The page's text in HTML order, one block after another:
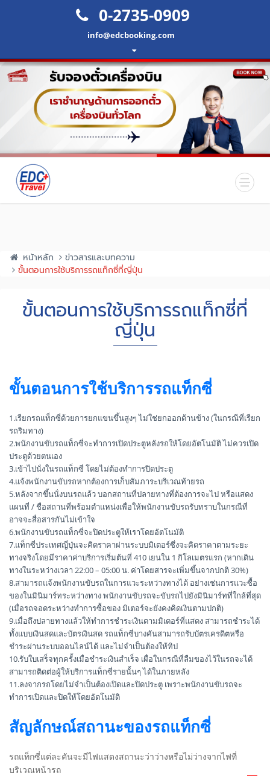
0-2735-0909
info@edcbooking.com
หน้าหลัก
ข่าวสารและบทความ
ขั้นตอนการใช้บริการรถแท็กซี่ที่ญี่ปุ่น
ขั้นตอนการใช้บริการรถแท็กซี่ที่
ญี่ปุ่น
ขั้นตอนการใช้บริการรถแท็กซี่
1.เรียกรถแท็กซี่ด้วยการยกแขนขึ้นสูงๆ ไม่ใช่ยกออกด้านข้าง (ในกรณีที่เรียก
รถริมทาง)
2.พนักงานขับรถแท็กซี่จะทำการเปิดประตูหลังรถให้โดยอัตโนมัติ ไม่ควรเปิด
ประตูด้วยตนเอง
3.เข้าไปนั่งในรถแท็กซี่ โดยไม่ต้องทำการปิดประตู
4.แจ้งพนักงานขับรถหากต้องการเก็บสัมภาระบริเวณท้ายรถ
5.หลังจากขึ้นนั่งบนรถแล้ว บอกสถานที่ปลายทางที่ต้องการจะไป หรือแสดง
แผนที่ / ชื่อสถานที่พร้อมตำแหน่งเพื่อให้พนักงานขับรถรับทราบในกรณีที่
อาจจะสื่อสารกันไม่เข้าใจ
6.พนักงานขับรถแท็กซี่จะปิดประตูให้เราโดยอัตโนมัติ
7.แท็กซี่ประเทศญี่ปุ่นจะคิดราคาผ่านระบบมิเตอร์ซึ่งจะคิดราคาตามระยะ
ทางจริงโดยมีราคาค่าบริการเริ่มต้นที่ 410 เยนใน 1 กิโลเมตรแรก (หากเดิน
ทางในระหว่างเวลา 22:00 – 05:00 น. ค่าโดยสารจะเพิ่มขึ้นจากปกติ 30%)
8.สามารถแจ้งพนักงานขับรถในการแวะระหว่างทางได้ อย่างเช่นการแวะซื้อ
ของในมินิมาร์ทระหว่างทาง พนักงานขับรถจะขับรถไปยังมินิมาร์ทที่ใกล้ที่สุด
(เมื่อรถจอดระหว่างทำการซื้อของ มิเตอร์จะยังคงคิดเงินตามปกติ)
9.เมื่อถึงปลายทางแล้วให้ทำการชำระเงินตามมิเตอร์ที่แสดง สามารถชำระได้
ทั้งแบบเงินสดและบัตรเงินสด รถแท็กซี่บางคันสามารถรับบัตรเครดิตหรือ
ชำระผ่านระบบออนไลน์ได้ และไม่จำเป็นต้องให้ทิป
10.รับใบเสร็จทุกครั้งเมื่อชำระเงินสำเร็จ เผื่อในกรณีที่ลืมของไว้ในรถจะได้
สามารถติดต่อผู้ให้บริการแท็กซี่รายนั้นๆ ได้ในภายหลัง
11.ลงจากรถโดยไม่จำเป็นต้องเปิดและปิดประตู เพราะพนักงานขับรถจะ
ทำการเปิดและปิดให้โดยอัตโนมัติ
สัญลักษณ์สถานะของรถแท็กซี่
รถแท็กซี่แต่ละคันจะมีไฟแสดงสถานะว่าว่างหรือไม่ว่างจากไฟที่
บริเวณหน้ารถ